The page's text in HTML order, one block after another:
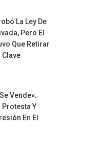
La Ley De
Pero El
Que Retirar
Clave
Vende»:
Y
En El